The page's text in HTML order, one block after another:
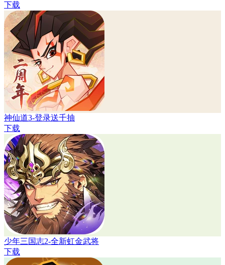
下载
神仙道3-登录送千抽
下载
少年三国志2-全新虹金武将
下载